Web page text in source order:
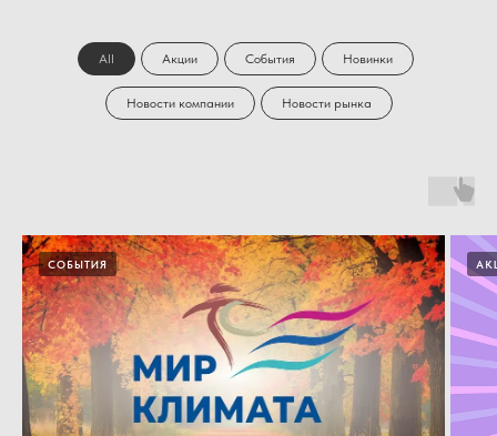
All Акции События Новинки
Новости компании Новости рынка
СОБЫТИЯ